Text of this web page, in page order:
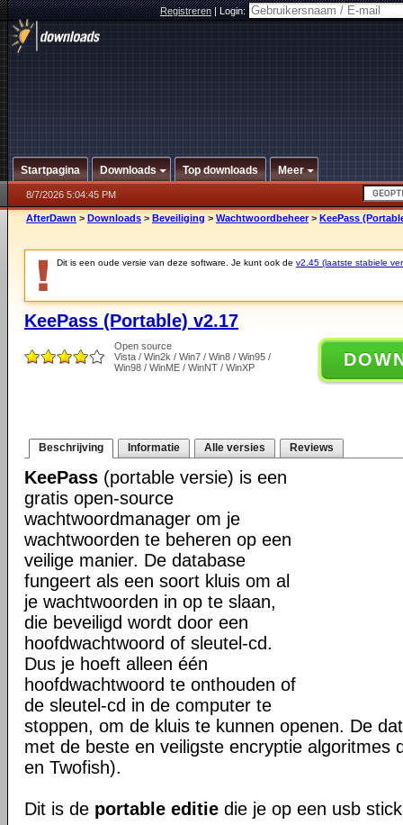
Registreren|Login:
Startpagina Downloads Top downloads Meer
8/7/2026 5:04:45 PM
AfterDawn > Downloads > Beveiliging > Wachtwoordbeheer > KeePass
Dit is een oude versie van deze software. Je kunt ook de v2.45 (laatste stabiele
KeePass (Portable) v2.17
Open source
Vista / Win2k / Win7 / Win8 / Win95 /
Win98 / WinME / WinNT / WinXP
Beschrijving Informatie Alle versies Reviews
KeePass (portable versie) is een
gratis open-source
wachtwoordmanager om je
wachtwoorden te beheren op een
veilige manier. De database
fungeert als een soort kluis om al
je wachtwoorden in op te slaan,
die beveiligd wordt door een
hoofdwachtwoord of sleutel-cd.
Dus je hoeft alleen één
hoofdwachtwoord te onthouden of
de sleutel-cd in de computer te
stoppen, om de kluis te kunnen openen. De
met de beste en veiligste encryptie algoritmes
en Twofish).
Dit is de portable editie die je op een usb